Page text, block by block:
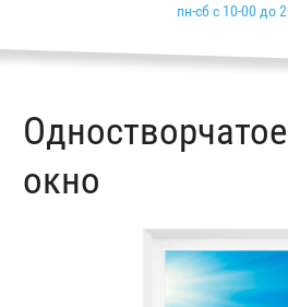
пн-сб с 10-00 до
окно